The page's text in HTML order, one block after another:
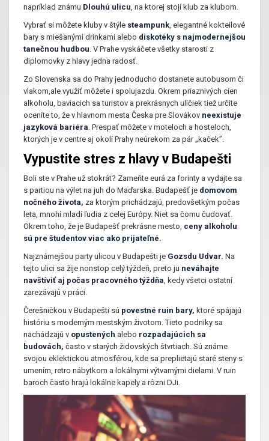
napríklad známu Dlouhú ulicu , na ktorej stojí klub za klubom.
Vybrať si môžete kluby v štýle steampunk , elegantné kokteilové
bary s miešanými drinkami alebo diskotéky s najmodernejšou
tanečnou hudbou . V Prahe vyskáčete všetky starosti z
diplomovky z hlavy jedna radosť.
Zo Slovenska sa do Prahy jednoducho dostanete autobusom či
vlakom,ale využiť môžete i spolujazdu. Okrem priaznivých cien
alkoholu, baviacich sa turistov a prekrásnych uličiek tiež určite
oceníte to, že v hlavnom mesta Česka pre Slovákov neexistuje
jazyková bariéra . Prespať môžete v moteloch a hosteloch,
ktorých je v centre aj okolí Prahy neúrekom za pár „kaček”.
Vypustite stres z hlavy v Budapešti
Boli ste v Prahe už stokrát? Zameňte eurá za forinty a vydajte sa
s partiou na výlet na juh do Maďarska. Budapešť je domovom
nočného života, za ktorým prichádzajú, predovšetkým počas
leta, mnohí mladí ľudia z celej Európy. Niet sa čomu čudovať.
Okrem toho, že je Budapešť prekrásne mesto, ceny alkoholu
sú pre študentov viac ako prijateľné.
Najznámejšou party ulicou v Budapešti je Gozsdu Udvar. Na
tejto ulici sa žije nonstop celý týždeň, preto ju neváhajte
navštíviť aj počas pracovného týždňa , kedy všetci ostatní
zarezávajú v práci.
Čerešničkou v Budapešti sú povestné ruin bary, ktoré spájajú
históriu s moderným mestským životom. Tieto podniky sa
nachádzajú v opustených alebo rozpadajúcich sa
budovách, často v starých židovských štvrtiach. Sú známe
svojou eklektickou atmosférou, kde sa preplietajú staré steny s
umením, retro nábytkom a lokálnymi výtvarnými dielami. V ruin
baroch často hrajú lokálne kapely a rôzni DJi.